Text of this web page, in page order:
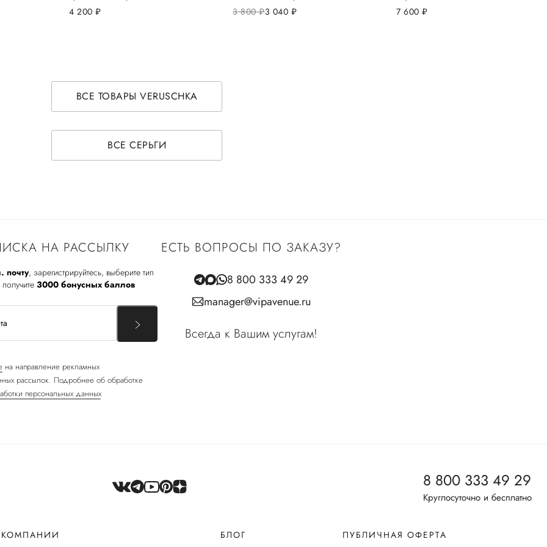
4 200 руб. 3 800руб.3 040 руб. 7 600 руб.
ВСЕ ТОВАРЫ VERUSCHKA
ВСЕ СЕРЬГИ
НА РАССЫЛКУ
почту, зарегистрируйтесь, выберите тип
3000 бонусных баллов
на направление рекламных
рассылок. Подробнее об обработке
персональных данных
ЕСТЬ ВОПРОСЫ ПО ЗАКАЗУ?
8 800 333 49 29
manager@vipavenue.ru
Всегда к Вашим услугам!
8 800 333 49 29
Круглосуточно и бесплатно
БЛОГ ПУБЛИЧНАЯ ОФЕРТА